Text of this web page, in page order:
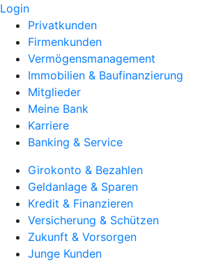
Login
Privatkunden
Firmenkunden
Vermögensmanagement
Immobilien & Baufinanzierung
Mitglieder
Meine Bank
Karriere
Banking & Service
Girokonto & Bezahlen
Geldanlage & Sparen
Kredit & Finanzieren
Versicherung & Schützen
Zukunft & Vorsorgen
Junge Kunden